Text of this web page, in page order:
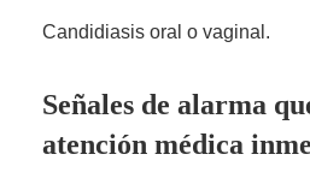
Candidiasis oral o vaginal.
Señales de alarma
atención médica